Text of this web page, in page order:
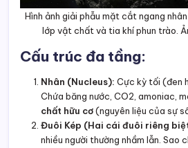
Hình ảnh giải phẫu mặt cắt ngang
lớp vật chất và tia khí phun trào.
Cấu trúc đa tầng:
Nhân (Nucleus): Cực kỳ tối (đen
Chứa băng nước, CO2, amoniac,
chất hữu cơ(nguyên liệu của sự
Đuôi Kép (Hai cái đuôi riêng
nhiều người thường nhầm lẫn. Sao